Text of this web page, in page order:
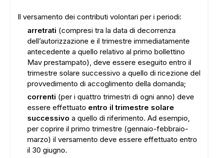
Il versamento dei contributi volontari per i periodi:
arretrati (compresi tra la data di decorrenza
dell’autorizzazione e il trimestre immediatamente
antecedente a quello relativo al primo bollettino
Mav prestampato), deve essere eseguito entro il
trimestre solare successivo a quello di ricezione del
provvedimento di accoglimento della domanda;
correnti (per i quattro trimestri di ogni anno) deve
essere effettuato entro il trimestre solare
successivo a quello di riferimento. Ad esempio,
per coprire il primo trimestre (gennaio-febbraio-
marzo) il versamento deve essere effettuato entro
il 30 giugno.